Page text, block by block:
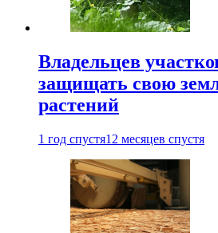
Владельцев
защищать свою
растений
1 год спустя12 месяцев спустя